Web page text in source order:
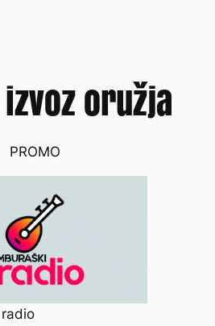
izvoz oružja
PROMO